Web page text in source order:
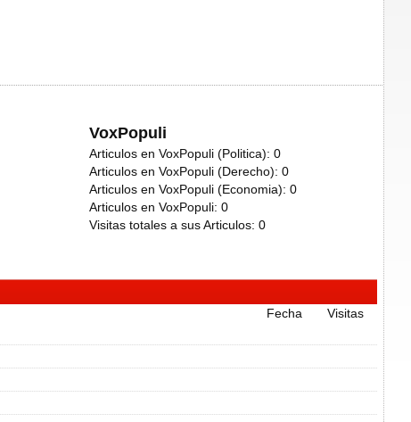
VoxPopuli
Articulos en VoxPopuli (Politica): 0
Articulos en VoxPopuli (Derecho): 0
Articulos en VoxPopuli (Economia): 0
Articulos en VoxPopuli: 0
Visitas totales a sus Articulos: 0
Fecha
Visitas